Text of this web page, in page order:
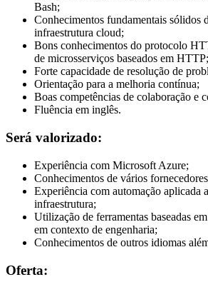
Bash;
Conhecimentos fundamentais sólidos
infraestrutura cloud;
Bons conhecimentos do protocolo
de microsserviços baseados em HTTP;
Forte capacidade de resolução de
Orientação para a melhoria contínua;
Boas competências de colaboração e
Fluência em inglês.
Será valorizado:
Experiência com Microsoft Azure;
Conhecimentos de vários
Experiência com automação aplicada
infraestrutura;
Utilização de ferramentas baseadas
em contexto de engenharia;
Conhecimentos de outros idiomas
Oferta: